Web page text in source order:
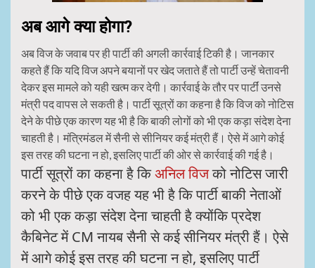
अब आगे क्या होगा?
अब विज के जवाब पर ही पार्टी की अगली कार्रवाई टिकी है। जानकार
कहते हैं कि यदि विज अपने बयानों पर खेद जताते हैं तो पार्टी उन्हें चेतावनी
देकर इस मामले को यही खत्म कर देगी। कार्रवाई के तौर पर पार्टीं उनसे
मंत्री पद वापस ले सकती है। पार्टी सूत्रों का कहना है कि विज को नोटिस
देने के पीछे एक कारण यह भी है कि बाकी लोगों को भी एक कड़ा संदेश देना
चाहती है। मंत्रिमंडल में सैनी से सीनियर कई मंत्री हैं। ऐसे में आगे कोई
इस तरह की घटना न हो, इसलिए पार्टी की ओर से कार्रवाई की गई है।
पार्टी सूत्रों का कहना है किअनिल विजको नोटिस जारी
करने के पीछे एक वजह यह भी है कि पार्टी बाकी नेताओं
को भी एक कड़ा संदेश देना चाहती है क्योंकि प्रदेश
कैबिनेट में CM नायब सैनी से कई सीनियर मंत्री हैं। ऐसे
में आगे कोई इस तरह की घटना न हो, इसलिए पार्टी